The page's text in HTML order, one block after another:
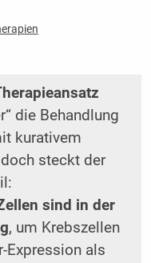
die Behandlung
kurativem
steckt der
sind in der
, um Krebszellen
Expression als